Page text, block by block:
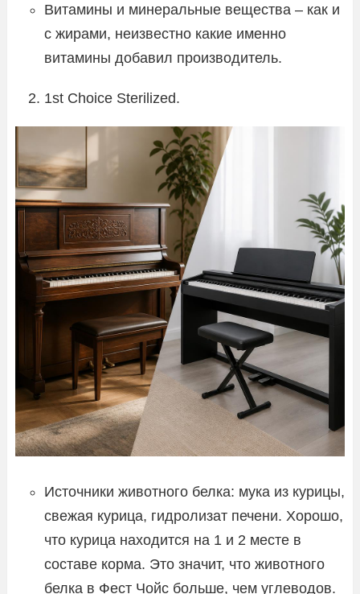
Витамины и минеральные вещества – как и
с жирами, неизвестно какие именно
витамины добавил производитель.
1st Choice Sterilized.
Источники животного белка: мука из курицы,
свежая курица, гидролизат печени. Хорошо,
что курица находится на 1 и 2 месте в
составе корма. Это значит, что животного
белка в Фест Чойс больше, чем углеводов.